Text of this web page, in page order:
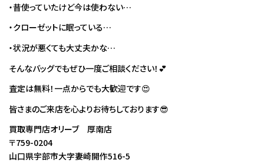
・昔使っていたけど今は使わない…
・クローゼットに眠っている…
・状況が悪くても大丈夫かな…
そんなバッグでもぜひ一度ご相談ください！💕
査定は無料！一点からでも大歓迎です😍
皆さまのご来店を心よりお待ちしております😎
買取専門店オリーブ 厚南店
〒759-0204
山口県宇部市大字妻崎開作516-5